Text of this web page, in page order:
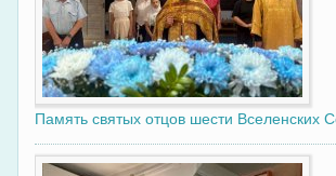
Память святых отцов шести Вселенских